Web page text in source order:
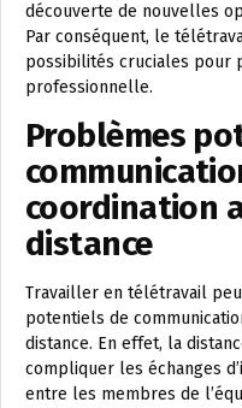
découverte de nouvelles
Par conséquent, le
possibilités cruciales pour
professionnelle.
Problèmes
coordination
distance
Travailler en télétravail
potentiels de
distance. En effet, la
compliquer les échanges
entre les membres de